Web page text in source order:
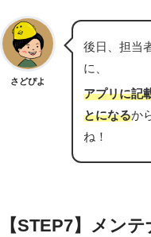
さどぴよ
後日、担当
に、
アプリに記
とになるか
ね！
【STEP7】メン